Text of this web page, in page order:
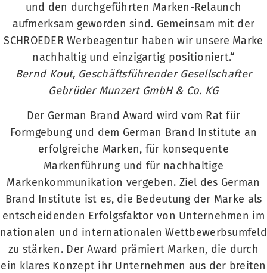
und den durchgeführten Marken-Relaunch
aufmerksam geworden sind. Gemeinsam mit der
SCHROEDER Werbeagentur haben wir unsere Marke
nachhaltig und einzigartig positioniert.“
Bernd Kout, Geschäftsführender Gesellschafter
Gebrüder Munzert GmbH & Co. KG
Der German Brand Award wird vom Rat für
Formgebung und dem German Brand Institute an
erfolgreiche Marken, für konsequente
Markenführung und für nachhaltige
Markenkommunikation vergeben. Ziel des German
Brand Institute ist es, die Bedeutung der Marke als
entscheidenden Erfolgsfaktor von Unternehmen im
nationalen und internationalen Wettbewerbsumfeld
zu stärken. Der Award prämiert Marken, die durch
ein klares Konzept ihr Unternehmen aus der breiten